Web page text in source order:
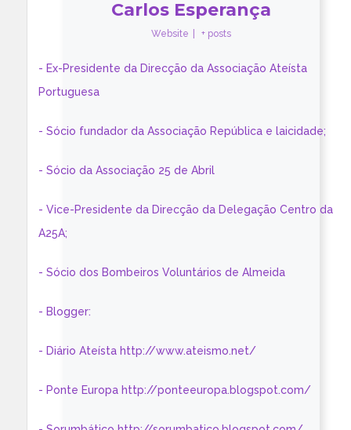
Carlos Esperança
Website + posts
- Ex-Presidente da Direcção da Associação Ateísta
Portuguesa
- Sócio fundador da Associação República e laicidade;
- Sócio da Associação 25 de Abril
- Vice-Presidente da Direcção da Delegação Centro da
A25A;
- Sócio dos Bombeiros Voluntários de Almeida
- Blogger:
- Diário Ateísta http://www.ateismo.net/
- Ponte Europa http://ponteeuropa.blogspot.com/